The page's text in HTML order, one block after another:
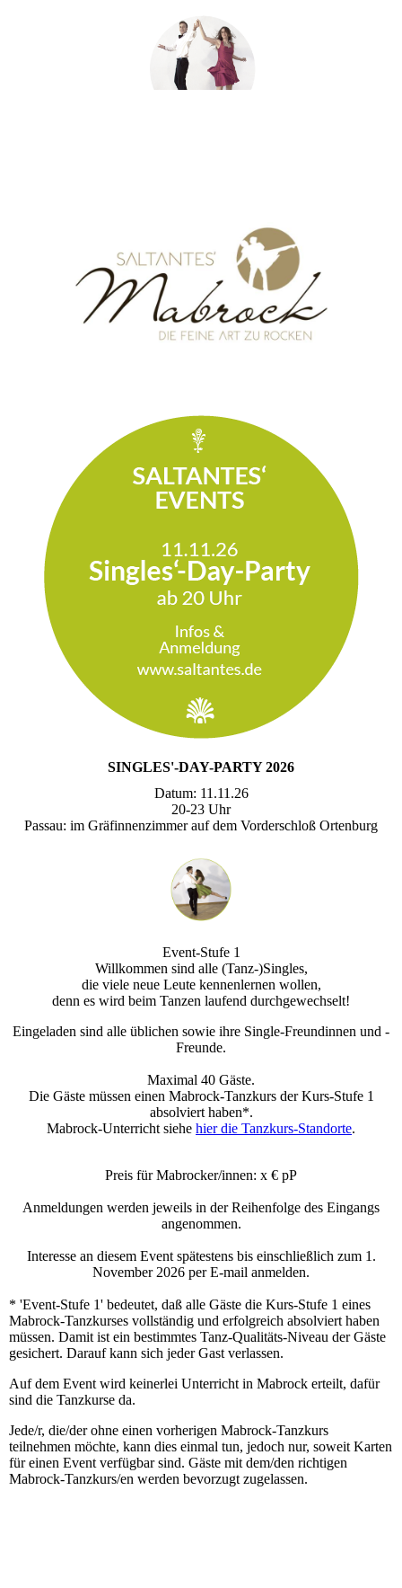
SINGLES'-DAY-PARTY 2026
Datum: 11.11.26
20-23 Uhr
Passau: im Gräfinnenzimmer auf dem Vorderschloß Ortenburg
Event-Stufe 1
Willkommen sind alle (Tanz-)Singles,
die viele neue Leute kennenlernen wollen,
denn es wird beim Tanzen laufend durchgewechselt!
Eingeladen sind alle üblichen sowie ihre Single-Freundinnen und -
Freunde.
Maximal 40 Gäste.
Die Gäste müssen einen Mabrock-Tanzkurs der Kurs-Stufe 1
absolviert haben*.
Mabrock-Unterricht siehe hier die Tanzkurs-Standorte.
Preis für Mabrocker/innen: x € pP
Anmeldungen werden jeweils in der Reihenfolge des Eingangs
angenommen.
Interesse an diesem Event spätestens bis einschließlich zum 1.
November 2026 per E-mail anmelden.
* 'Event-Stufe 1' bedeutet, daß alle Gäste die Kurs-Stufe 1 eines
Mabrock-Tanzkurses vollständig und erfolgreich absolviert haben
müssen. Damit ist ein bestimmtes Tanz-Qualitäts-Niveau der Gäste
gesichert. Darauf kann sich jeder Gast verlassen.
Auf dem Event wird keinerlei Unterricht in Mabrock erteilt, dafür
sind die Tanzkurse da.
Jede/r, die/der ohne einen vorherigen Mabrock-Tanzkurs
teilnehmen möchte, kann dies einmal tun, jedoch nur, soweit Karten
für einen Event verfügbar sind. Gäste mit dem/den richtigen
Mabrock-Tanzkurs/en werden bevorzugt zugelassen.